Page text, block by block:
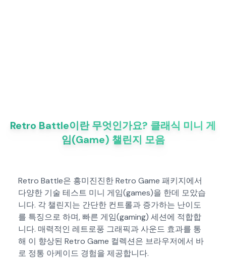
Retro Battle이란 무엇인가요? 클래식 미니 게
임(Game) 챌린지 모음
Retro Battle은 흥미진진한 Retro Game 패키지에서
다양한 기술 테스트 미니 게임(games)을 한데 모았습
니다. 각 챌린지는 간단한 컨트롤과 증가하는 난이도
를 특징으로 하며, 빠른 게임(gaming) 세션에 적합합
니다. 매력적인 레트로풍 그래픽과 사운드 효과를 통
해 이 향상된 Retro Game 컬렉션은 브라우저에서 바
로 정통 아케이드 경험을 제공합니다.